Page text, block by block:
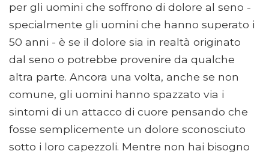
per gli uomini che soffrono di dolore al seno -
specialmente gli uomini che hanno superato i
50 anni - è se il dolore sia in realtà originato
dal seno o potrebbe provenire da qualche
altra parte. Ancora una volta, anche se non
comune, gli uomini hanno spazzato via i
sintomi di un attacco di cuore pensando che
fosse semplicemente un dolore sconosciuto
sotto i loro capezzoli. Mentre non hai bisogno